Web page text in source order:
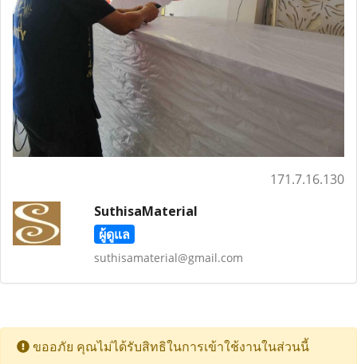
171.7.16.130
SuthisaMaterial
ผู้ดูแล
suthisamaterial@gmail.com
ขออภัย คุณไม่ได้รับสิทธิในการเข้าใช้งานในส่วนนี้